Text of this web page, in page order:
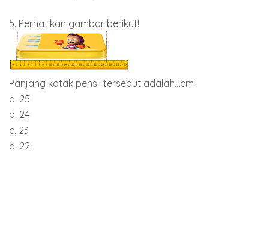
5. Perhatikan gambar berikut!
Panjang kotak pensil tersebut adalah...cm.
a. 25
b. 24
c. 23
d. 22